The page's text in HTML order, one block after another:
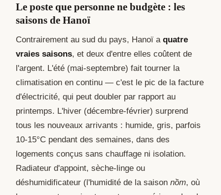
Le poste que personne ne budgète : les
saisons de Hanoï
Contrairement au sud du pays, Hanoï a quatre
vraies saisons, et deux d'entre elles coûtent de
l'argent. L'été (mai-septembre) fait tourner la
climatisation en continu — c'est le pic de la facture
d'électricité, qui peut doubler par rapport au
printemps. L'hiver (décembre-février) surprend
tous les nouveaux arrivants : humide, gris, parfois
10-15°C pendant des semaines, dans des
logements conçus sans chauffage ni isolation.
Radiateur d'appoint, sèche-linge ou
déshumidificateur (l'humidité de la saison nồm, où